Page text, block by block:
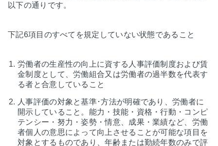
以下の通りです。
下記6項目のすべてを規定していない状態であること
労働者の生産性の向上に資する人事評価制度および賃
金制度として、労働組合又は労働者の過半数を代表す
る者と合意していること
人事評価の対象と基準･方法が明確であり、労働者に
開示していること。能力・技能・資格・行動・コンピ
テンシー・努力・姿勢・情意、成果・業績など、労働
者個人の意思によって向上させることが可能な項目を
対象とするものであり、年齢または勤続年数のみで評